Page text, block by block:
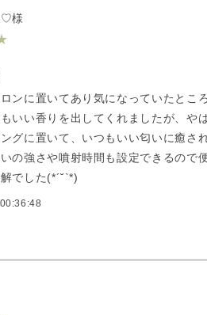
♡様
ンに置いてあり気になっていたとこ
いい香りを出してくれましたが、や
グに置いて、いつもいい匂いに癒さ
の強さや噴射時間も設定できるので
でした(*´˘`*)